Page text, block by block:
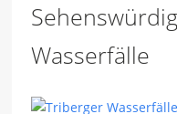
Wasserfälle